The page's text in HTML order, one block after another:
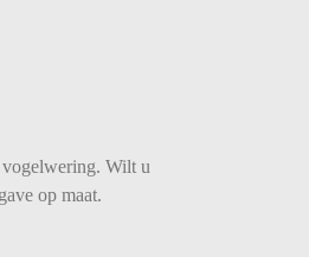
vogelwering. Wilt u
op maat.